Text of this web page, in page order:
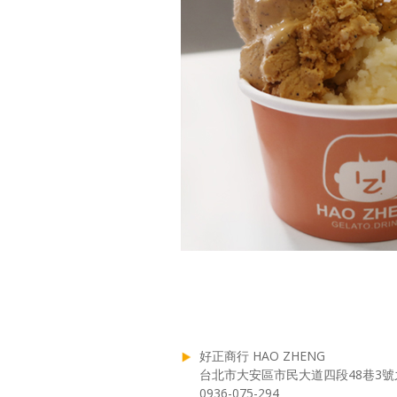
好正商行 HAO ZHENG
台北市大安區市民大道四段48巷3
0936-075-294